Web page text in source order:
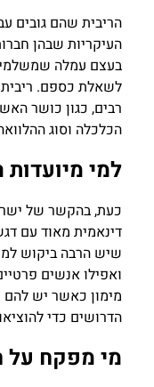
הריבית שהם גובים
העיקריות שבהן
בעצם עמלה
לשאלת כספם. ריבית
רבים, כגון כושר
הכלכלה וסוג
למי מיועדות
כעת, בהקשר של
דינאמית מאוד עם
שיש הרבה ביקוש
ואפילו אנשים
מימון כאשר יש להם
הדרושים כדי
מי מפקח על